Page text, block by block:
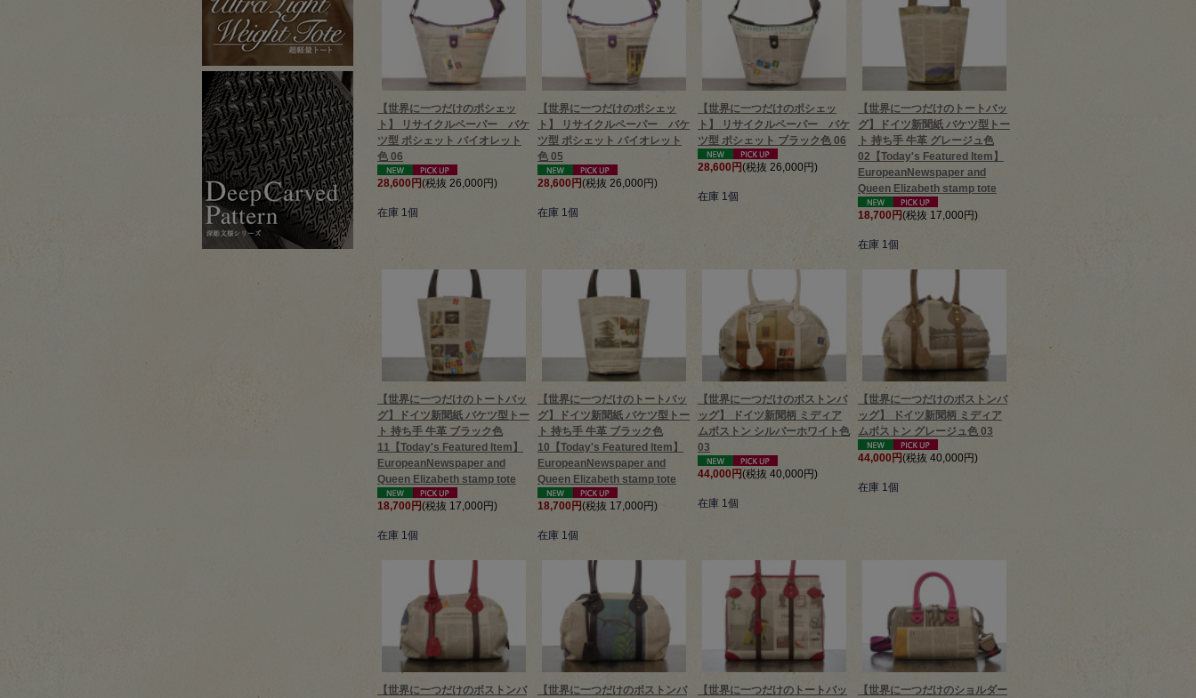
【世界に一つだけのポシェッ
ト】 リサイクルペーパー バケ
ツ型 ポシェット バイオレット
色 06
28,600円(税抜 26,000円)
在庫 1個
【世界に一つだけのポシェッ
ト】 リサイクルペーパー バケ
ツ型 ポシェット バイオレット
色 05
28,600円(税抜 26,000円)
在庫 1個
【世界に一つだけのポシェッ
ト】 リサイクルペーパー バケ
ツ型 ポシェット ブラック色 06
28,600円(税抜 26,000円)
在庫 1個
【世界に一つだけのトートバッ
グ】ドイツ新聞紙 バケツ型トー
ト 持ち手 牛革 グレージュ色
02【Today's Featured Item】
EuropeanNewspaper and
Queen Elizabeth stamp tote
18,700円(税抜 17,000円)
在庫 1個
【世界に一つだけのトートバッ
グ】ドイツ新聞紙 バケツ型トー
ト 持ち手 牛革 ブラック色
11【Today's Featured Item】
EuropeanNewspaper and
Queen Elizabeth stamp tote
18,700円(税抜 17,000円)
在庫 1個
【世界に一つだけのトートバッ
グ】ドイツ新聞紙 バケツ型トー
ト 持ち手 牛革 ブラック色
10【Today's Featured Item】
EuropeanNewspaper and
Queen Elizabeth stamp tote
18,700円(税抜 17,000円)
在庫 1個
【世界に一つだけのボストンバ
ッグ】 ドイツ新聞柄 ミディア
ムボストン シルバーホワイト色
03
44,000円(税抜 40,000円)
在庫 1個
【世界に一つだけのボストンバ
ッグ】 ドイツ新聞柄 ミディア
ムボストン グレージュ色 03
44,000円(税抜 40,000円)
在庫 1個
【世界に一つだけのボストンバ
【世界に一つだけのボストンバ
【世界に一つだけのトートバッ
【世界に一つだけのショルダー